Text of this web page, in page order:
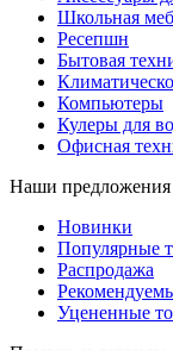
Школьная
Ресепшн
Бытовая
Компьютеры
Кулеры для
Офисная
Наши предложения
Новинки
Популярные
Распродажа
Уцененные